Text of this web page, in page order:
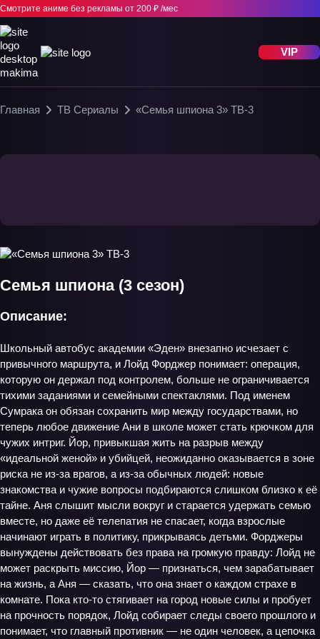
Смотрите аниме без рекламы от 200 ₽ /мес
VIP
Главная ТВ Сериалы «Семья шпиона 3» ТВ-3
Семья шпиона (3 сезон)
Описание:
Школьный автобус академии «Эден» внезапно исчезает с
привычного маршрута, и Лойд Форджер понимает: операция,
которую он держал под контролем, больше не ограничивается
тихими заданиями и семейными спектаклями. Под именем
Сумрака он обязан сохранить мир между государствами, но
теперь любое движение Ани в школе может стать крючком для
чужих интриг. Йор, привыкшая жить на разрыв между
«идеальной женой» и убийцей, неожиданно оказывается в зоне
риска не из‑за врагов, а из‑за обычных людей: новые
знакомства и чужие вопросы подбираются слишком близко к её
тайне. Аня слышит мысли вокруг и старается удержать семью
вместе, но даже её телепатия не спасает, когда взрослые
начинают играть в политику, прикрываясь детьми. Форджеры
вынуждены действовать без права на громкую правду: Лойд не
может раскрыть миссию, Йор — признаться, чем зарабатывает
на жизнь, а Аня — сказать, что она знает о каждом страхе в
комнате. Пока кто-то стягивает на город новые силы и пробует
на прочность порядок, Лойд собирает следы своего прошлого и
понимает, что главный противник — не один человек, а цепочка